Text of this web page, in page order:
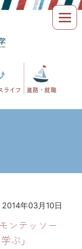
ライフ 進路・就職
2014年03月10日
ンテッソー
ぶ」